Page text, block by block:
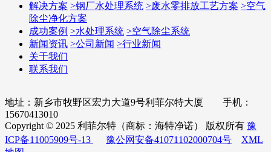
解决方案 >钢厂水处理系统 >废水零排放工艺方案 >空气
除尘净化方案
成功案例 >水处理系统 >空气除尘系统
新闻资讯 >公司新闻 >行业新闻
关于我们
联系我们
地址：新乡市牧野区宏力大道9号利菲尔特大厦 手机：
15670413010
Copyright © 2025 利菲尔特（商标：海特净诺） 版权所有 豫
ICP备11005909号-13
豫公网安备41071102000704号
XML